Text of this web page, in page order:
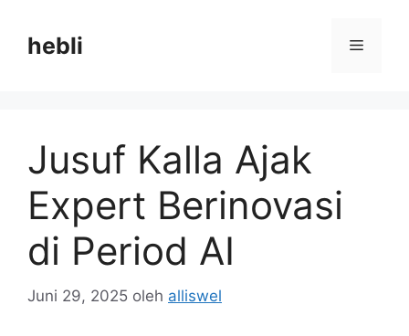
hebli Menu
Jusuf Kalla Ajak
Expert Berinovasi
di Period AI
Juni 29, 2025 oleh alliswel